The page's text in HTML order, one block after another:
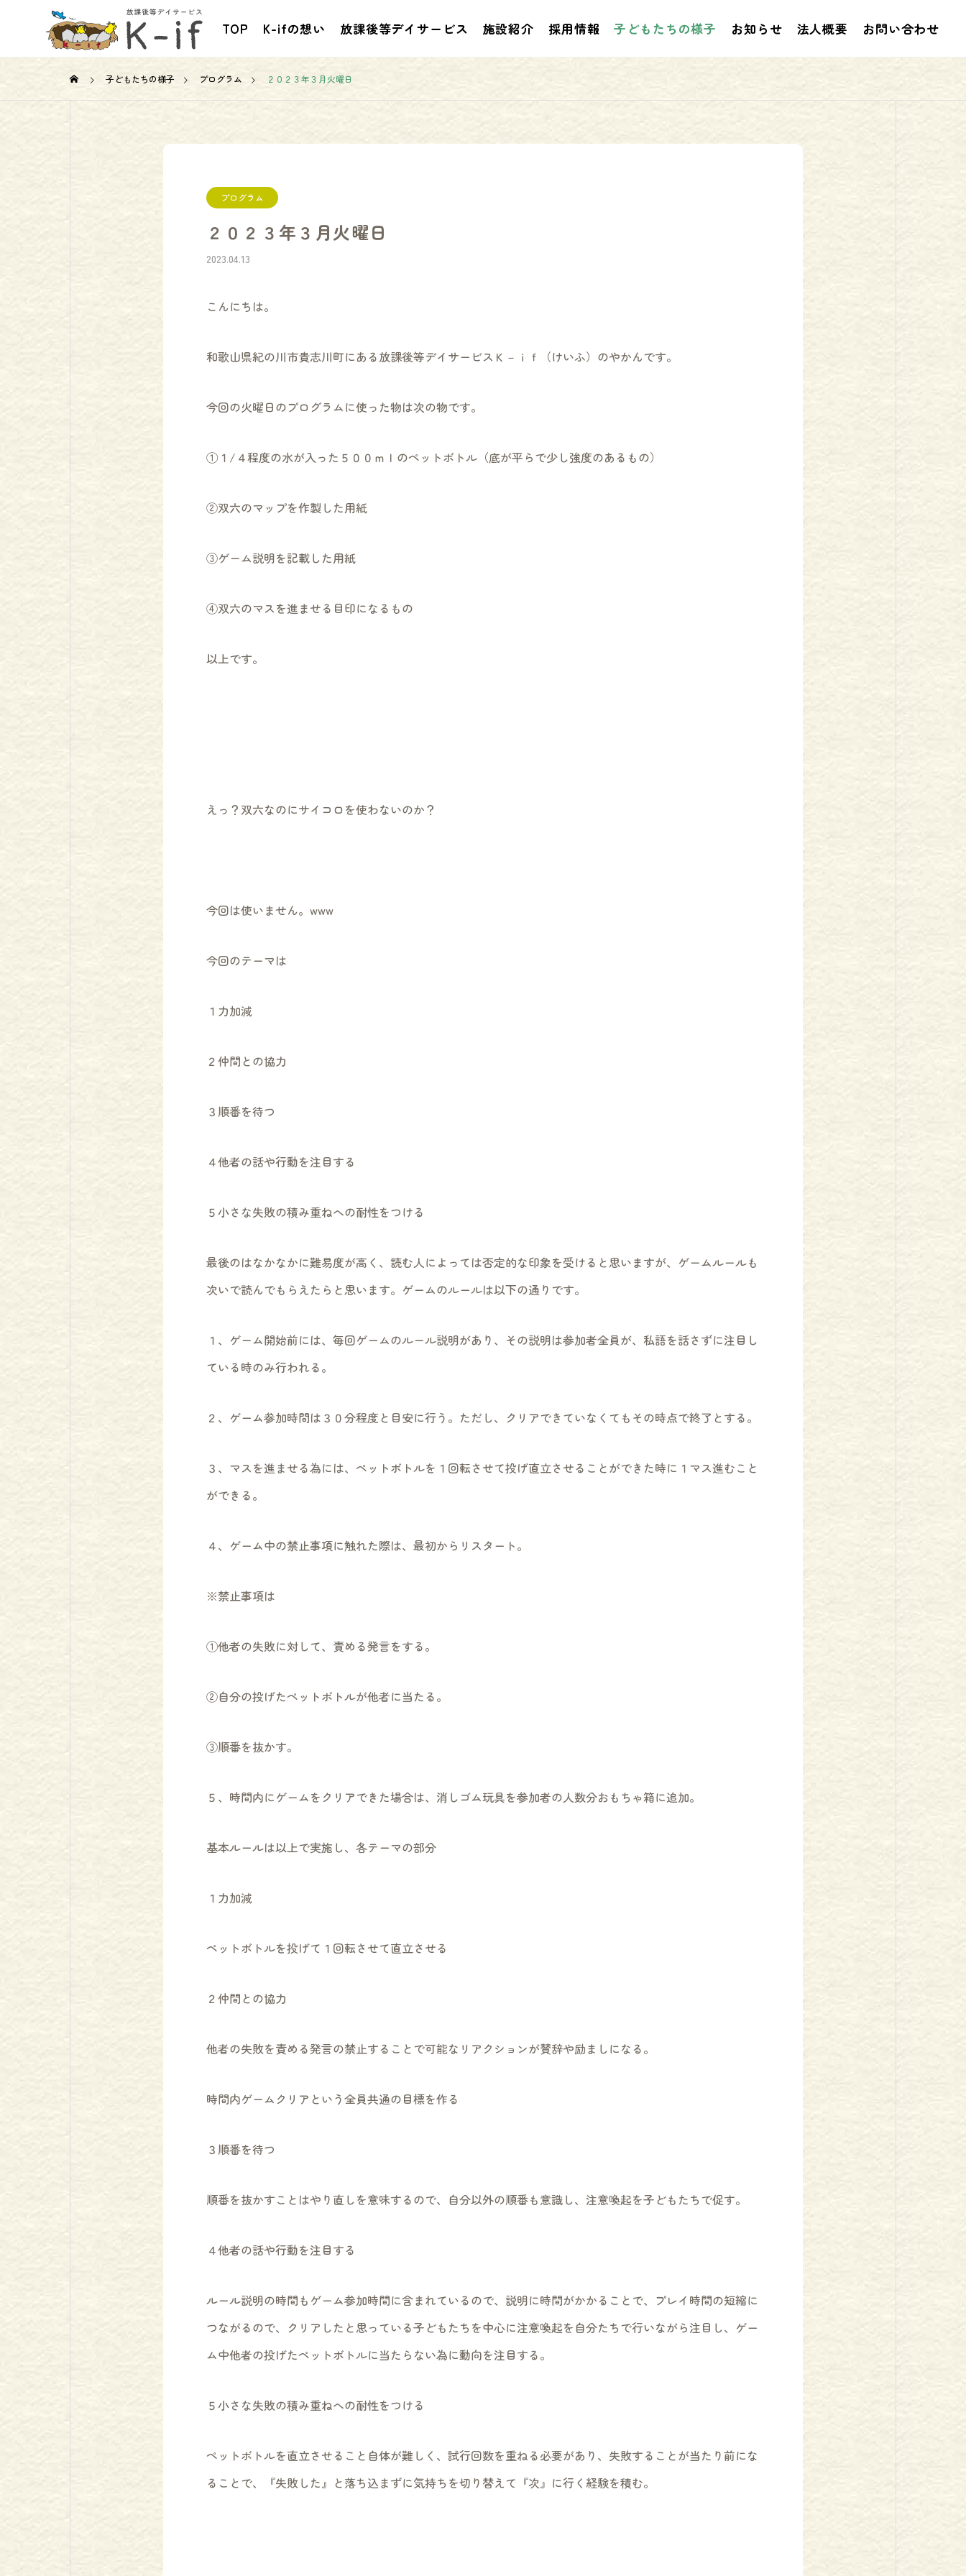
TOP K-ifの想い 放課後等デイサービス 施設紹介 採用情報 子どもたちの様子 お知らせ 法人概要 お問い合わせ
成研修開講
お知らせ
行動援護従事者養成研修課程
お知らせ お知らせ お知らせ お
子どもたちの様子 プログラム ２０２３年３月火曜日
プログラム
２０２３年３月火曜日
2023.04.13
こんにちは。
和歌山県紀の川市貴志川町にある放課後等デイサービスＫ－ｉｆ（けいふ）のやかんです。
今回の火曜日のプログラムに使った物は次の物です。
①１/４程度の水が入った５００ｍｌのペットボトル（底が平らで少し強度のあるもの）
②双六のマップを作製した用紙
③ゲーム説明を記載した用紙
④双六のマスを進ませる目印になるもの
以上です。
えっ？双六なのにサイコロを使わないのか？
今回は使いません。www
今回のテーマは
１力加減
２仲間との協力
３順番を待つ
４他者の話や行動を注目する
５小さな失敗の積み重ねへの耐性をつける
最後のはなかなかに難易度が高く、読む人によっては否定的な印象を受けると思いますが、ゲームルールも
次いで読んでもらえたらと思います。ゲームのルールは以下の通りです。
１、ゲーム開始前には、毎回ゲームのルール説明があり、その説明は参加者全員が、私語を話さずに注目し
ている時のみ行われる。
２、ゲーム参加時間は３０分程度と目安に行う。ただし、クリアできていなくてもその時点で終了とする。
３、マスを進ませる為には、ペットボトルを１回転させて投げ直立させることができた時に１マス進むこと
ができる。
４、ゲーム中の禁止事項に触れた際は、最初からリスタート。
※禁止事項は
①他者の失敗に対して、責める発言をする。
②自分の投げたペットボトルが他者に当たる。
③順番を抜かす。
５、時間内にゲームをクリアできた場合は、消しゴム玩具を参加者の人数分おもちゃ箱に追加。
基本ルールは以上で実施し、各テーマの部分
１力加減
ペットボトルを投げて１回転させて直立させる
２仲間との協力
他者の失敗を責める発言の禁止することで可能なリアクションが賛辞や励ましになる。
時間内ゲームクリアという全員共通の目標を作る
３順番を待つ
順番を抜かすことはやり直しを意味するので、自分以外の順番も意識し、注意喚起を子どもたちで促す。
４他者の話や行動を注目する
ルール説明の時間もゲーム参加時間に含まれているので、説明に時間がかかることで、プレイ時間の短縮に
つながるので、クリアしたと思っている子どもたちを中心に注意喚起を自分たちで行いながら注目し、ゲー
ム中他者の投げたペットボトルに当たらない為に動向を注目する。
５小さな失敗の積み重ねへの耐性をつける
ペットボトルを直立させること自体が難しく、試行回数を重ねる必要があり、失敗することが当たり前にな
ることで、『失敗した』と落ち込まずに気持ちを切り替えて『次』に行く経験を積む。